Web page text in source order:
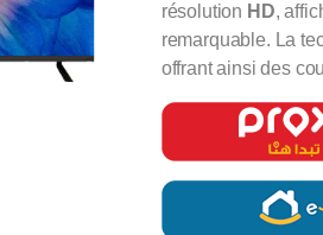
résolution HD,
remarquable. La
offrant ainsi des